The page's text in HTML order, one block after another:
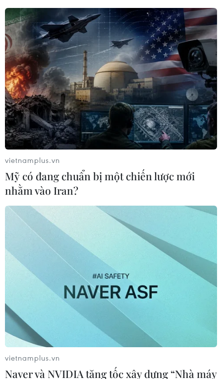
vietnamplus.vn
Mỹ có đang chuẩn bị một chiến lược mới
nhằm vào Iran?
vietnamplus.vn
Naver và NVIDIA tăng tốc xây dựng “Nhà máy